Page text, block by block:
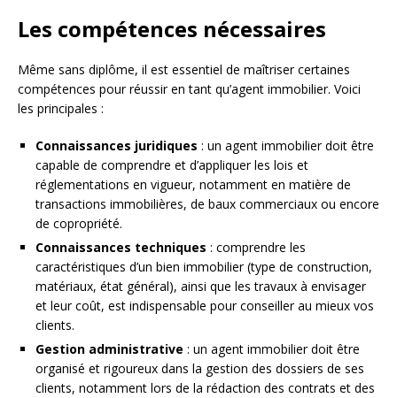
Les compétences nécessaires
Même sans diplôme, il est essentiel de maîtriser certaines
compétences pour réussir en tant qu’agent immobilier. Voici
les principales :
Connaissances juridiques : un agent immobilier doit être
capable de comprendre et d’appliquer les lois et
réglementations en vigueur, notamment en matière de
transactions immobilières, de baux commerciaux ou encore
de copropriété.
Connaissances techniques : comprendre les
caractéristiques d’un bien immobilier (type de construction,
matériaux, état général), ainsi que les travaux à envisager
et leur coût, est indispensable pour conseiller au mieux vos
clients.
Gestion administrative : un agent immobilier doit être
organisé et rigoureux dans la gestion des dossiers de ses
clients, notamment lors de la rédaction des contrats et des